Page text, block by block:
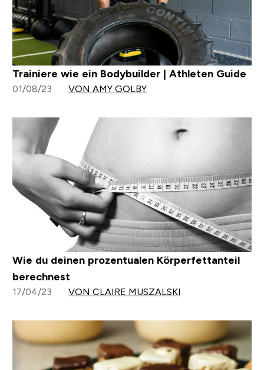
Trainiere wie ein Bodybuilder | Athleten Guide
01/08/23 VON AMY GOLBY
Wie du deinen prozentualen Körperfettanteil
berechnest
17/04/23 VON CLAIRE MUSZALSKI